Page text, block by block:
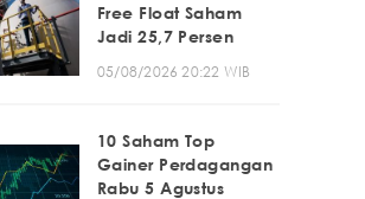
Free Float Saham
Jadi 25,7 Persen
05/08/2026 20:22 WIB
10 Saham Top
Gainer Perdagangan
Rabu 5 Agustus